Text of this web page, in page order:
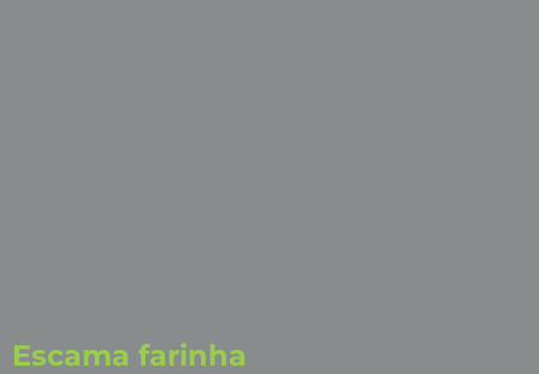
Escama farinha